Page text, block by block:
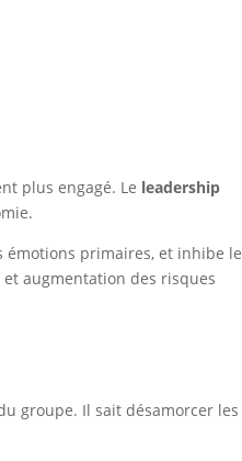
plus engagé. Le leadership
émotions primaires, et inhibe le
augmentation des risques
groupe. Il sait désamorcer les